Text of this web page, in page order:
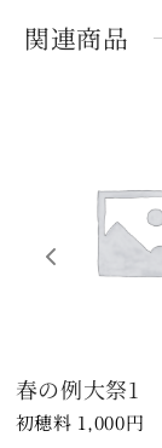
関連商品
春の例大祭1
1,000円